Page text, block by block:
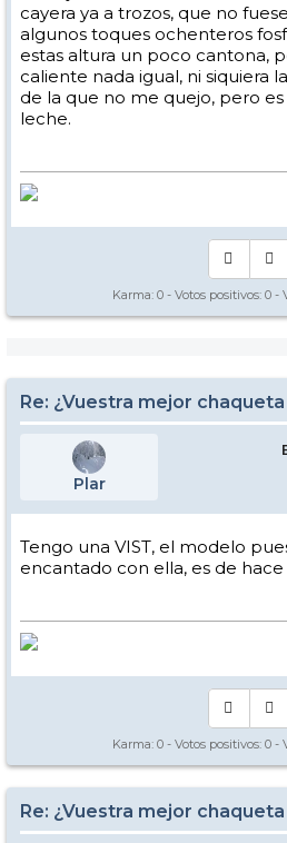
cayera ya a trozos, que no
algunos toques ochenteros
estas altura un poco cantona,
caliente nada igual, ni siquiera
de la que no me quejo, pero es
leche.
Karma: 0 - Votos positivos: 0 -
Re: ¿Vuestra mejor
Plar
Tengo una VIST, el modelo
encantado con ella, es de
Karma: 0 - Votos positivos: 0 -
Re: ¿Vuestra mejor